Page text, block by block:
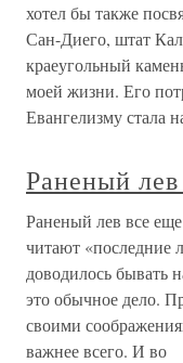
хотел бы также
Сан-Диего, штат
краеугольный
моей жизни. Его
Евангелизму стала
Раненый
Раненый лев все
читают «последние
доводилось бывать
это обычное дело.
своими
важнее всего. И во